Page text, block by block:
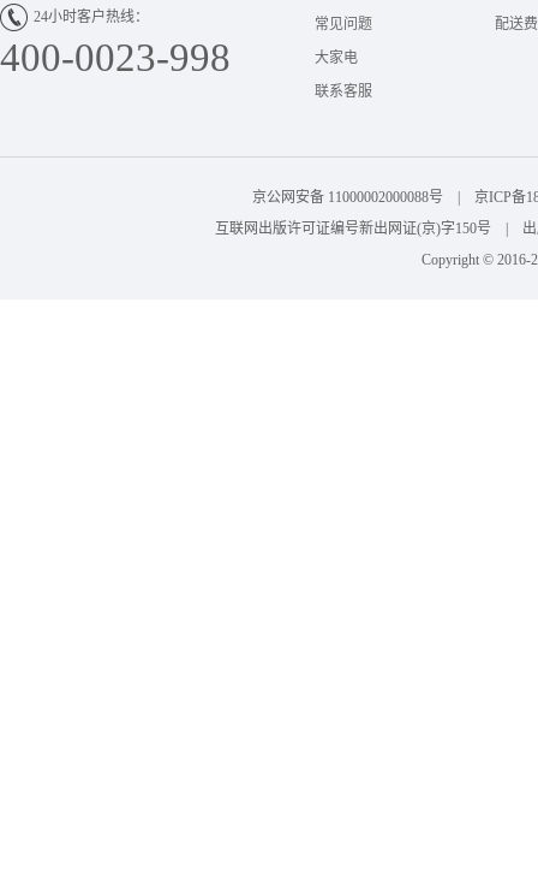
24小时客户热线：
400-0023-998
常见问题
大家电
联系客服
配送
京公网安备 11000002000088号 | 京ICP备
互联网出版许可证编号新出网证(京)字150号 |
Copyright © 2016-